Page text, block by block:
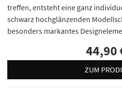
treffen, entsteht eine ganz
schwarz hochglänzenden
besonders markantes
44,90
ZUM